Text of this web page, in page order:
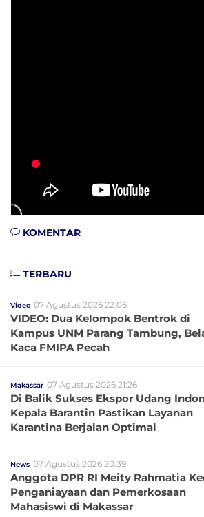
KOMENTAR
TERBARU
Video 07 Agustus 2026 22:06
VIDEO: Dua Kelompok Bentrok di
Kampus UNM Parang Tambung,
Kaca FMIPA Pecah
Makassar 07 Agustus 2026 21:26
Di Balik Sukses Ekspor Udang
Kepala Barantin Pastikan Layanan
Karantina Berjalan Optimal
News 07 Agustus 2026 20:39
Anggota DPR RI Meity Rahmatia
Penganiayaan dan Pemerkosaan
Mahasiswi di Makassar